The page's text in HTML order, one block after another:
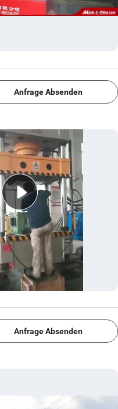
Anfrage Absenden
Anfrage Absenden